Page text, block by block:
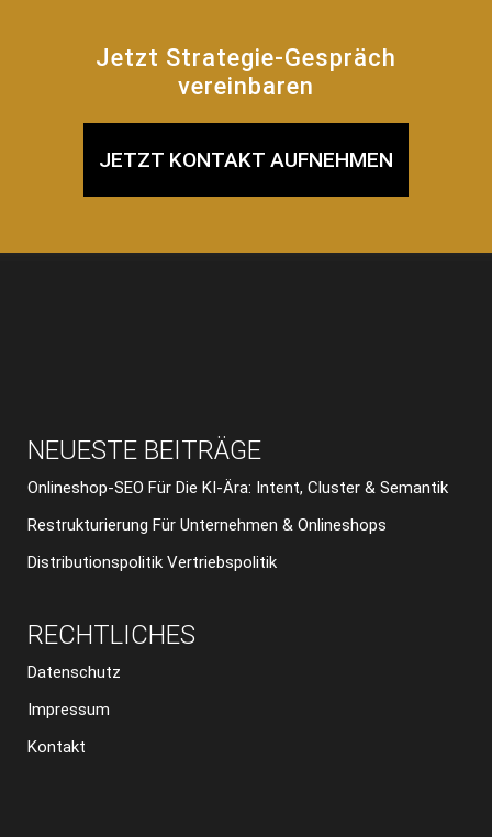
Jetzt Strategie-Gespräch
vereinbaren
JETZT KONTAKT AUFNEHMEN
NEUESTE BEITRÄGE
Onlineshop-SEO Für Die KI-Ära: Intent, Cluster & Semantik
Restrukturierung Für Unternehmen & Onlineshops
Distributionspolitik Vertriebspolitik
RECHTLICHES
Datenschutz
Impressum
Kontakt